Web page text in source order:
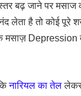
बढ़ जाने पर मसाज
लेता है तो कोई पूरे
मसाज़ Depression
नारियल का तेल